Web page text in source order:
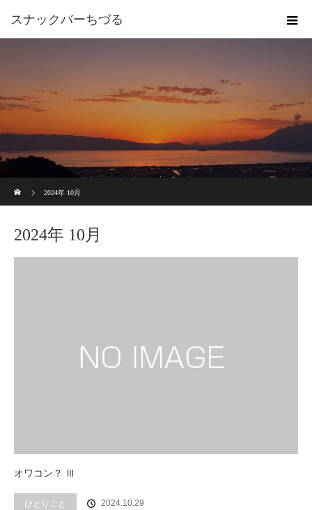
スナックバーちづる
2024年 10月
2024年 10月
オワコン？ Ⅲ
ひとりごと 2024.10.29